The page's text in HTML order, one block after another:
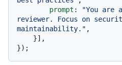
prompt :
"You are
reviewer. Focus on
maintainability." ,